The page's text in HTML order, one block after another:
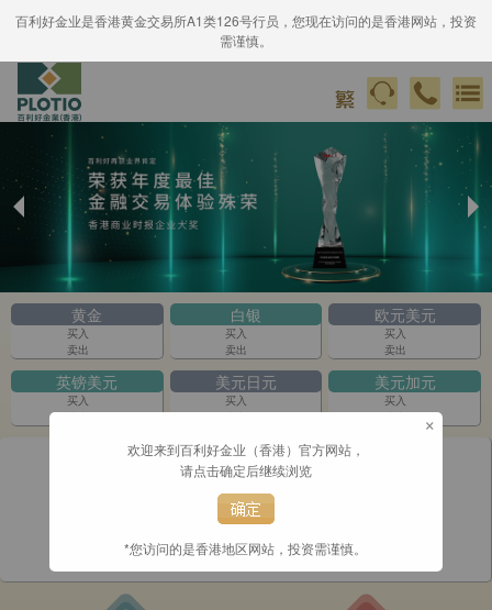
百利好金业是香港黄金交易所A1类126号行员，您现在访问的是香港网站，投资
需谨慎。
Previous
Slide
黄金
买入
卖出
白银
买入
卖出
欧元美元
买入
卖出
英镑美元
买入
卖出
美元日元
买入
卖出
美元加元
买入
卖出
欢迎来到百利好金业（香港）官方网站，
请点击确定后继续浏览
*您访问的是香港地区网站，投资需谨慎。
×